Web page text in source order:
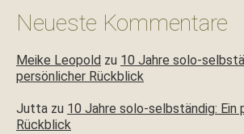
Neueste Kommentare
Meike Leopold zu 10 Jahre solo-
persönlicher Rückblick
Jutta zu 10 Jahre solo-selbständig: Ein
Rückblick